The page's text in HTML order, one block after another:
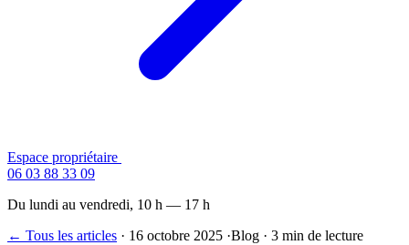
Espace propriétaire
06 03 88 33 09
Du lundi au vendredi, 10 h — 17 h
← Tous les articles · 16 octobre 2025 ·Blog · 3 min de lecture